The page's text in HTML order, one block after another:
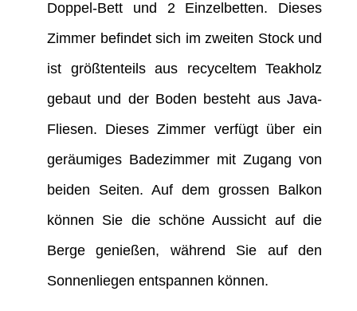
Doppel-Bett und 2 Einzelbetten. Dieses
Zimmer befindet sich im zweiten Stock und
ist größtenteils aus recyceltem Teakholz
gebaut und der Boden besteht aus Java-
Fliesen. Dieses Zimmer verfügt über ein
geräumiges Badezimmer mit Zugang von
beiden Seiten. Auf dem grossen Balkon
können Sie die schöne Aussicht auf die
Berge genießen, während Sie auf den
Sonnenliegen entspannen können.